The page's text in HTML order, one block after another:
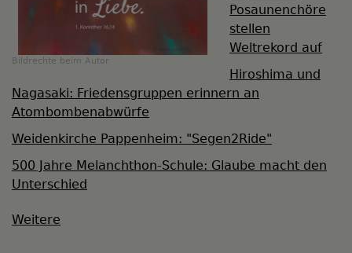
Bildrechte beim Autor
Posaunenchöre
stellen
Weltrekord auf
Hiroshima und
Nagasaki: Friedensgruppen erinnern an
Atombombenabwürfe
Weidenkirche Pappenheim: "Segen2Ride"
500 Jahre Melanchthon-Schule: Glaube macht den
Unterschied
Weitere